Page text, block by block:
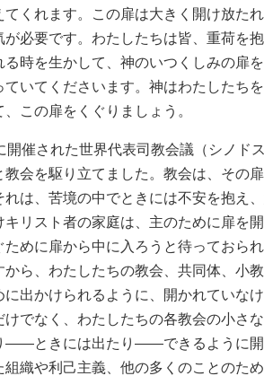
てくれます。この扉は大きく開け放た
が必要です。わたしたちは皆、重荷を
る時を生かして、神のいつくしみの扉
ていてくださいます。神はわたしたち
、この扉をくぐりましょう。
催された世界代表司教会議（シノド
教会を駆り立てました。教会は、その
れは、苦境の中でときには不安を抱え
キリスト者の家庭は、主のために扉を
ために扉から中に入ろうと待っておら
から、わたしたちの教会、共同体、小
に出かけられるように、開かれていな
けでなく、わたしたちの各教会の小さ
――ときには出たり――できるように開
組織や利己主義、他の多くのことのた